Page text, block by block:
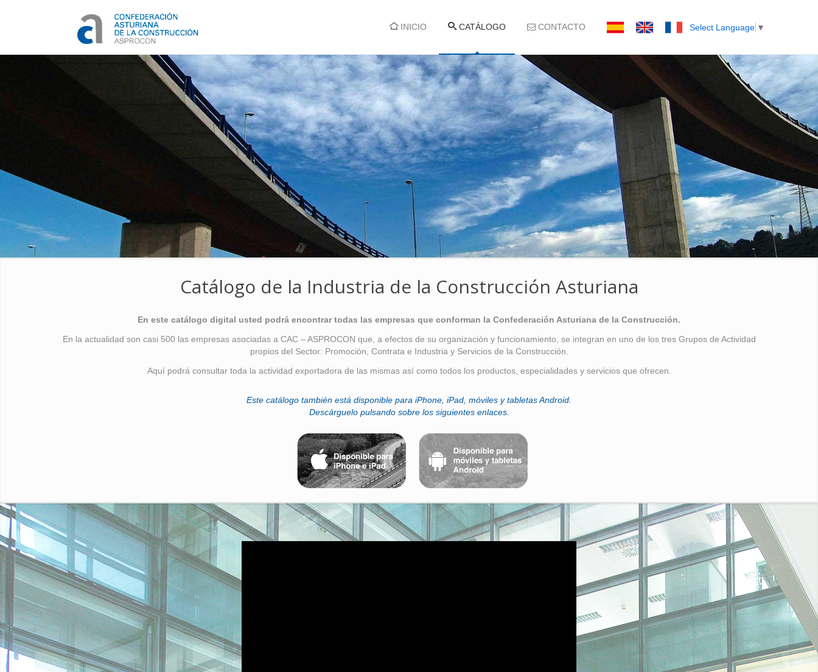
INICIO CATÁLOGO CONTACTO Select Language ▼
Catálogo de la Industria de la Construcción Asturiana
En este catálogo digital usted podrá encontrar todas las empresas que conforman la Confederación Asturiana de la Construcción.
En la actualidad son casi 500 las empresas asociadas a CAC – ASPROCON que, a efectos de su organización y funcionamiento, se integran en uno de los tres Grupos de Actividad
propios del Sector: Promoción, Contrata e Industria y Servicios de la Construcción.
Aquí podrá consultar toda la actividad exportadora de las mismas así como todos los productos, especialidades y servicios que ofrecen.
Este catálogo también está disponible para iPhone, iPad, móviles y tabletas Android.
Descárguelo pulsando sobre los siguientes enlaces.